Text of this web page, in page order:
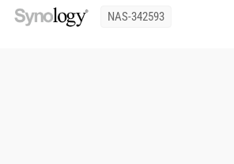
NAS-342593